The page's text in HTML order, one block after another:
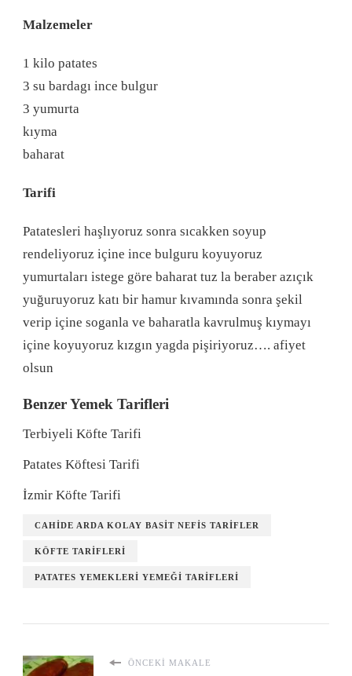
Malzemeler
1 kilo patates
3 su bardagı ince bulgur
3 yumurta
kıyma
baharat
Tarifi
Patatesleri haşlıyoruz sonra sıcakken soyup
rendeliyoruz içine ince bulguru koyuyoruz
yumurtaları istege göre baharat tuz la beraber azıçık
yuğuruyoruz katı bir hamur kıvamında sonra şekil
verip içine soganla ve baharatla kavrulmuş kıymayı
içine koyuyoruz kızgın yagda pişiriyoruz…. afiyet
olsun
Benzer Yemek Tarifleri
Terbiyeli Köfte Tarifi
Patates Köftesi Tarifi
İzmir Köfte Tarifi
CAHIDE ARDA KOLAY BASIT NEFIS TARIFLER
KÖFTE TARIFLERI
PATATES YEMEKLERI YEMEĞI TARIFLERI
ÖNCEKI MAKALE